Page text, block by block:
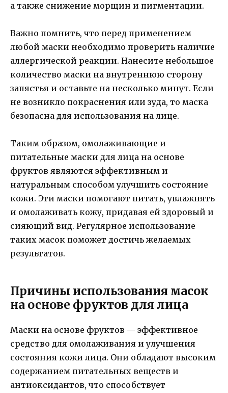
а также снижение морщин и пигментации.
Важно помнить, что перед применением
любой маски необходимо проверить наличие
аллергической реакции. Нанесите небольшое
количество маски на внутреннюю сторону
запястья и оставьте на несколько минут. Если
не возникло покраснения или зуда, то маска
безопасна для использования на лице.
Таким образом, омолаживающие и
питательные маски для лица на основе
фруктов являются эффективным и
натуральным способом улучшить состояние
кожи. Эти маски помогают питать, увлажнять
и омолаживать кожу, придавая ей здоровый и
сияющий вид. Регулярное использование
таких масок поможет достичь желаемых
результатов.
Причины использования масок
на основе фруктов для лица
Маски на основе фруктов — эффективное
средство для омолаживания и улучшения
состояния кожи лица. Они обладают высоким
содержанием питательных веществ и
антиоксидантов, что способствует